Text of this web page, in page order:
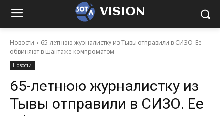
VISION
Новости
65-летнюю журналистку из Тывы отправили в СИЗО. Ее
обвиняют в шантаже компроматом
Новости
65-летнюю журналистку из
Тывы отправили в СИЗО. Ее